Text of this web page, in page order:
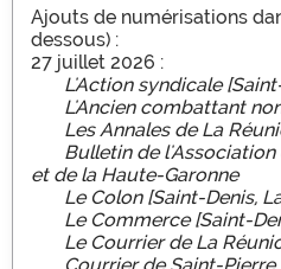
Ajouts de numérisations
dessous) :
27 juillet 2026 :
L'Action syndicale
L'Ancien combattant
Les Annales de La
Bulletin de
et de la Haute-Garonne
Le Colon [Saint-Denis,
Le Commerce [Saint-
Le Courrier de La